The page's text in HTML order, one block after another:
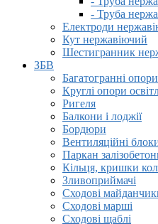
- Труба
Електроди
Кут нержавіючий
Шестигранник
ЗБВ
Багатогранні
Круглі опори
Ригеля
Балкони і лоджії
Бордюри
Вентиляційні
Паркан
Кільця, кришки
Зливоприймачі
Сходові
Сходові марші
Сходові щаблі